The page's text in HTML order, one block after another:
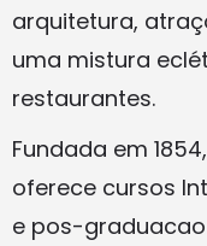
arquitetura,
uma mistura
restaurantes.
Fundada em
oferece cursos
e pos-